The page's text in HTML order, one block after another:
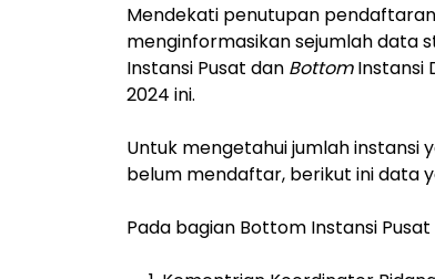
Mendekati penutupan
menginformasikan sejumlah data
Instansi Pusat dan BottomInstansi
2024 ini.
Untuk mengetahui jumlah instansi
belum mendaftar, berikut ini data
Pada bagian Bottom Instansi